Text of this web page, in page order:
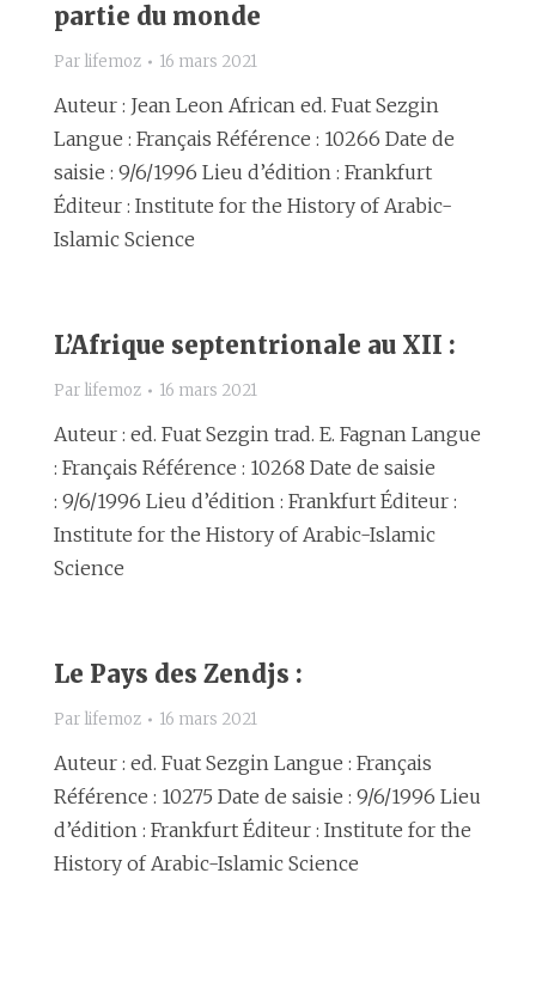
partie du monde
Par lifemoz 16 mars 2021
Auteur : Jean Leon African ed. Fuat Sezgin
Langue : Français Référence : 10266 Date de
saisie : 9/6/1996 Lieu d’édition : Frankfurt
Éditeur : Institute for the History of Arabic-
Islamic Science
L’Afrique septentrionale au XII :
Par lifemoz 16 mars 2021
Auteur : ed. Fuat Sezgin trad. E. Fagnan Langue
: Français Référence : 10268 Date de saisie
: 9/6/1996 Lieu d’édition : Frankfurt Éditeur :
Institute for the History of Arabic-Islamic
Science
Le Pays des Zendjs :
Par lifemoz 16 mars 2021
Auteur : ed. Fuat Sezgin Langue : Français
Référence : 10275 Date de saisie : 9/6/1996 Lieu
d’édition : Frankfurt Éditeur : Institute for the
History of Arabic-Islamic Science